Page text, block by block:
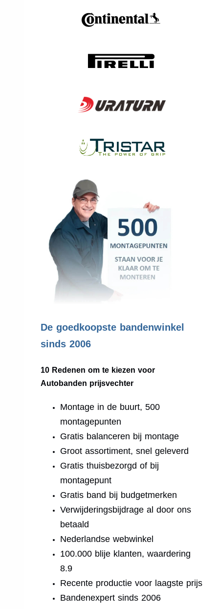
De goedkoopste bandenwinkel
sinds 2006
10 Redenen om te kiezen voor
Autobanden prijsvechter
Montage in de buurt, 500
montagepunten
Gratis balanceren bij montage
Groot assortiment, snel geleverd
Gratis thuisbezorgd of bij
montagepunt
Gratis band bij budgetmerken
Verwijderingsbijdrage al door ons
betaald
Nederlandse webwinkel
100.000 blije klanten, waardering
8.9
Recente productie voor laagste prijs
Bandenexpert sinds 2006